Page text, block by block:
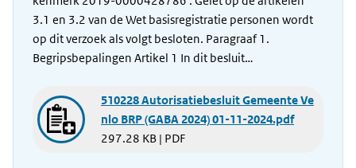
3.1 en 3.2 van de Wet basisregistratie personen wordt
op dit verzoek als volgt besloten. Paragraaf 1.
Begripsbepalingen Artikel 1 In dit besluit…
510228 Autorisatiebesluit Gemeente Ve
nlo BRP (GABA 2024) 01-11-2024.pdf
297.28 KB | PDF